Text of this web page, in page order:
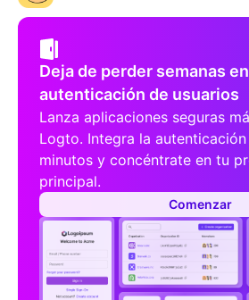
Deja de perder semanas
autenticación de usuarios
Lanza aplicaciones seguras
Logto. Integra la
minutos y concéntrate en tu
principal.
Comenzar